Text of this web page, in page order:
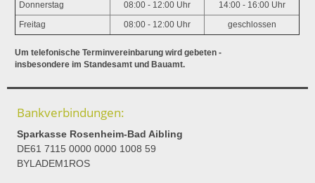
Donnerstag 08:00 - 12:00 Uhr 14:00 - 16:00 Uhr
Freitag 08:00 - 12:00 Uhr geschlossen
Um telefonische Terminvereinbarung wird gebeten -
insbesondere im Standesamt und Bauamt.
Bankverbindungen:
Sparkasse Rosenheim-Bad Aibling
DE61 7115 0000 0000 1008 59
BYLADEM1ROS